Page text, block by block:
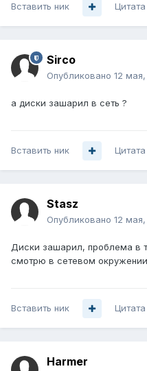
Вставить ник Цитата
Sirco
Опубликовано 12
а диски зашарил в сеть ?
Вставить ник Цитата
Stasz
Опубликовано 12
Диски зашарил, проблема в
смотрю в сетевом
Вставить ник Цитата
Harmer